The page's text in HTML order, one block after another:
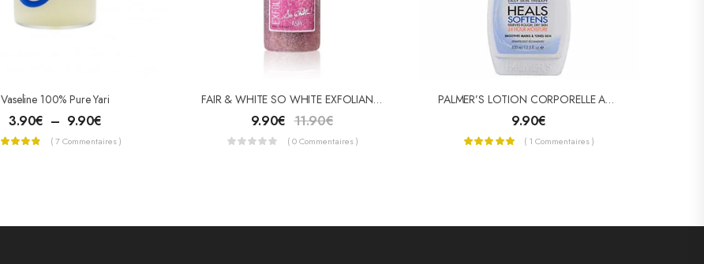
Vaseline 100% Pure Yari
3.90€ – 9.90€
( 7 Commentaires )
FAIR & WHITE SO WHITE EXFOLIANT Gel Douche Gommage Tonique 940ml
9.90€ 11.90€
( 0 Commentaires )
PALMER’S LOTION CORPORELLE AU BEURRE DE CACAO 400ML
9.90€
( 1 Commentaires )